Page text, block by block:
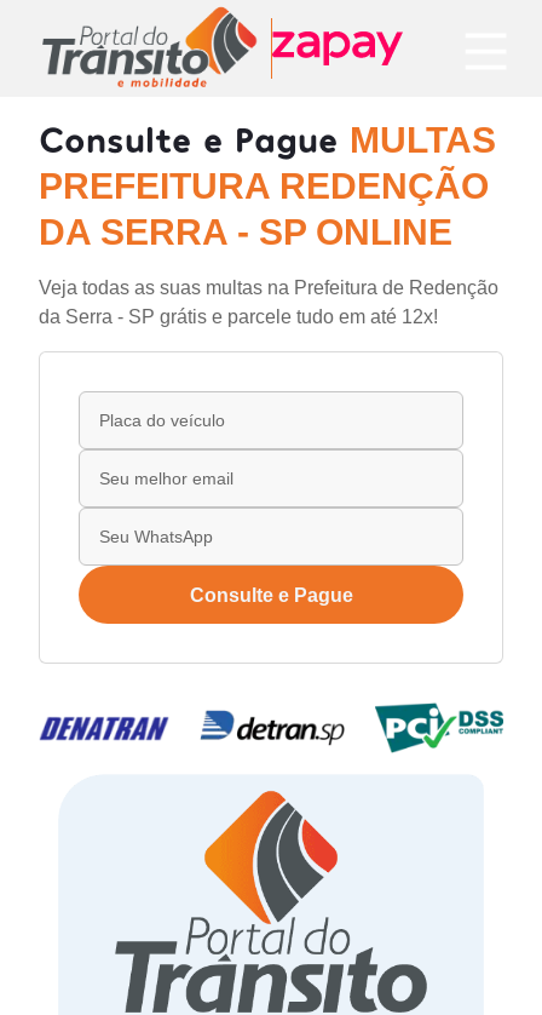
Consulte e Pague MULTAS
PREFEITURA REDENÇÃO
DA SERRA - SP ONLINE
Veja todas as suas multas na Prefeitura de Redenção
da Serra - SP grátis e parcele tudo em até 12x!
Consulte e Pague